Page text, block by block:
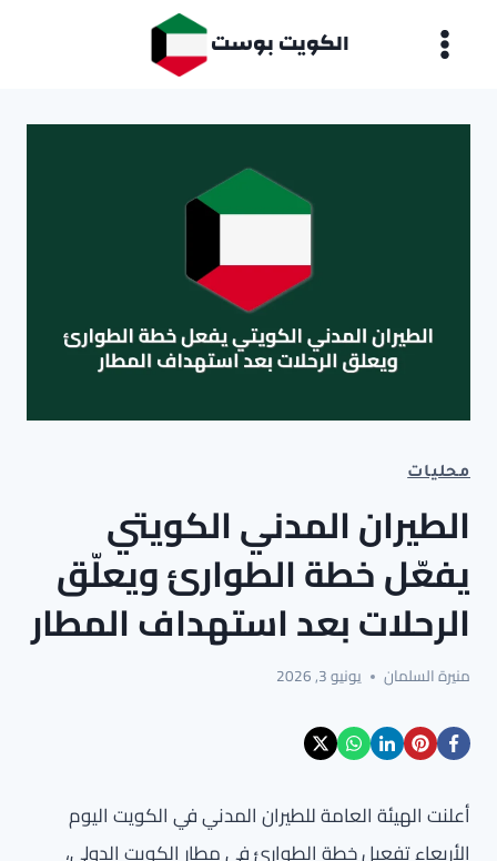
الكويت بوست
محليات
الطيران المدني الكويتي
يفعّل خطة الطوارئ ويعلّق
الرحلات بعد استهداف المطار
منيرة السلمان يونيو 3, 2026
أعلنت الهيئة العامة للطيران المدني في الكويت اليوم
الأربعاء تفعيل خطة الطوارئ في مطار الكويت الدولي،